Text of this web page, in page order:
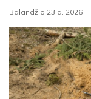
Balandžio 23 d. 2026